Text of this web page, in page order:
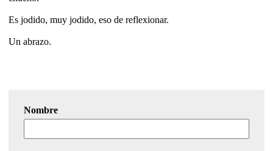
Es jodido, muy jodido, eso de reflexionar.
Un abrazo.
Nombre